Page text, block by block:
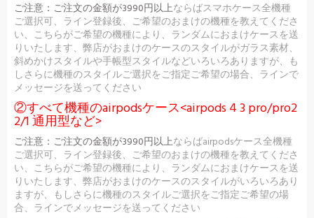
ご注意： ご注文の金額が3990円以上ならばスマホケース全機種
ご選択可、ライン登録後、ご希望のおまけの機種を教えてくださ
い、こちらがご希望の機種により、ランダムにおまけケースを送
りいたします、弊店がおまけのケースのスタイルがガラス素材、
斜めかけスタイルや手帳型スタイルなどいろいろありますが、も
しさらに機種のスタイルご選択をご指定ご希望の場合、ラインで
メッセージを送ってください
②すべて機種のairpodsケース<airpods 4 3 pro/pro2
2/1 通用型など>
ご注意： ご注文の金額が3990円以上ならばairpodsケース全機種
ご選択可、ライン登録後、ご希望のおまけの機種を教えてくださ
い、こちらがご希望の機種により、ランダムにおまけケースを送
りいたします、弊店がおまけのケースのスタイルがいろいろあり
ますが、もしさらに機種のスタイルご選択をご指定ご希望の場
合、ラインでメッセージを送ってください